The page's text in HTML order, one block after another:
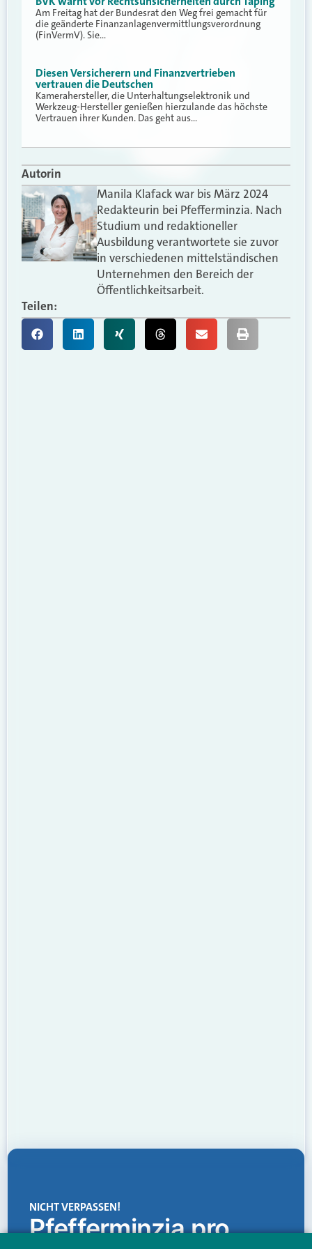
Am Freitag hat der Bundesrat den Weg frei gemacht für
die geänderte Finanzanlagenvermittlungsverordnung
(FinVermV). Sie…
Diesen Versicherern und Finanzvertrieben
vertrauen die Deutschen
Kamerahersteller, die Unterhaltungselektronik und
Werkzeug-Hersteller genießen hierzulande das höchste
Vertrauen ihrer Kunden. Das geht aus…
Autorin
Manila Klafack war bis März 2024
Redakteurin bei Pfefferminzia. Nach
Studium und redaktioneller
Ausbildung verantwortete sie zuvor
in verschiedenen mittelständischen
Unternehmen den Bereich der
Öffentlichkeitsarbeit.
Teilen:
NICHT VERPASSEN!
Pfefferminzia.pro